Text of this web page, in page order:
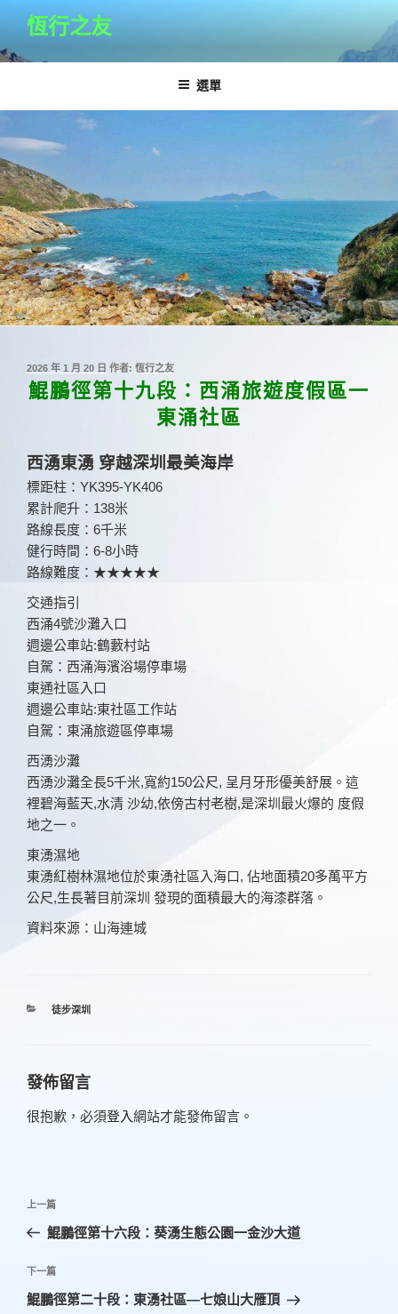
主
恆行之友
選單
發
佈
於
2026 年 1 月 20 日 作者: 恆行之友
鯤鵬徑第十九段：西涌旅遊度假區一
東涌社區
西湧東湧 穿越深圳最美海岸
標距柱：YK395-YK406
累計爬升：138米
路線長度：6千米
健行時間：6-8小時
路線難度：★★★★★
交通指引
西涌4號沙灘入口
週邊公車站:鶴藪村站
自駕：西涌海濱浴場停車場
東通社區入口
週邊公車站:東社區工作站
自駕：東涌旅遊區停車場
西湧沙灘
西湧沙灘全長5千米,寬約150公尺, 呈月牙形優美舒展。這
裡碧海藍天,水清 沙幼,依傍古村老樹,是深圳最火爆的 度假
地之一。
東湧濕地
東湧紅樹林濕地位於東湧社區入海口, 佔地面積20多萬平方
公尺,生長著目前深圳 發現的面積最大的海漆群落。
資料來源：山海連城
分
徒步深圳
發佈留言
很抱歉，必須登入網站才能發佈留言。
文
覽
上
一
文
章
上一篇
鯤鵬徑第十六段：葵湧生態公園一金沙大道
下
一
下一篇
鯤鵬徑第二十段：東湧社區—七娘山大雁頂